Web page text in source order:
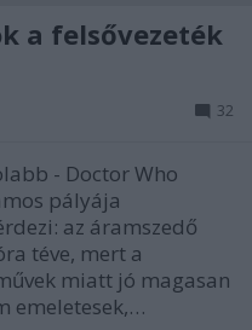
a felsővezeték
32
- Doctor Who
pályája
az áramszedő
téve, mert a
miatt jó magasan
emeletesek,…